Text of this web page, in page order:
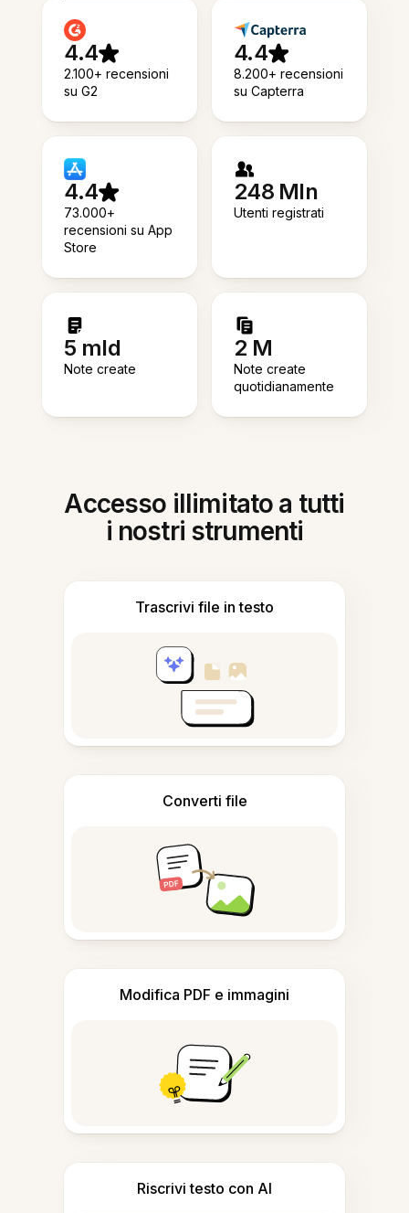
4.4
2.100+ recensioni
su G2
4.4
8.200+ recensioni
su Capterra
4.4
73.000+
recensioni su App
Store
248 Mln
Utenti registrati
5 mld
Note create
2 M
Note create
quotidianamente
Accesso illimitato a tutti
i nostri strumenti
Trascrivi file in testo
Converti file
Modifica PDF e immagini
Riscrivi testo con AI